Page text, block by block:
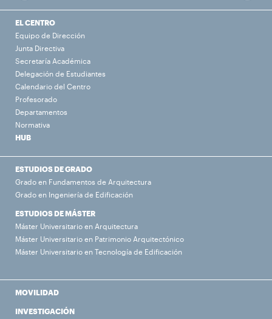
EL CENTRO
Equipo de Dirección
Junta Directiva
Secretaría Académica
Delegación de Estudiantes
Calendario del Centro
Profesorado
Departamentos
Normativa
HUB
ESTUDIOS DE GRADO
Grado en Fundamentos de Arquitectura
Grado en Ingeniería de Edificación
ESTUDIOS DE MÁSTER
Máster Universitario en Arquitectura
Máster Universitario en Patrimonio Arquitectónico
Máster Universitario en Tecnología de Edificación
MOVILIDAD
INVESTIGACIÓN